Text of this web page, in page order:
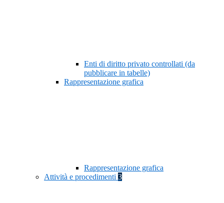
Enti di diritto privato controllati (da
pubblicare in tabelle)
Rappresentazione grafica
Rappresentazione grafica
Attività e procedimenti 3